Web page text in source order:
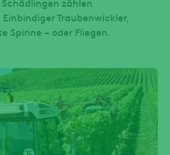
Traubenwickler,
Spinne – oder Fliegen.